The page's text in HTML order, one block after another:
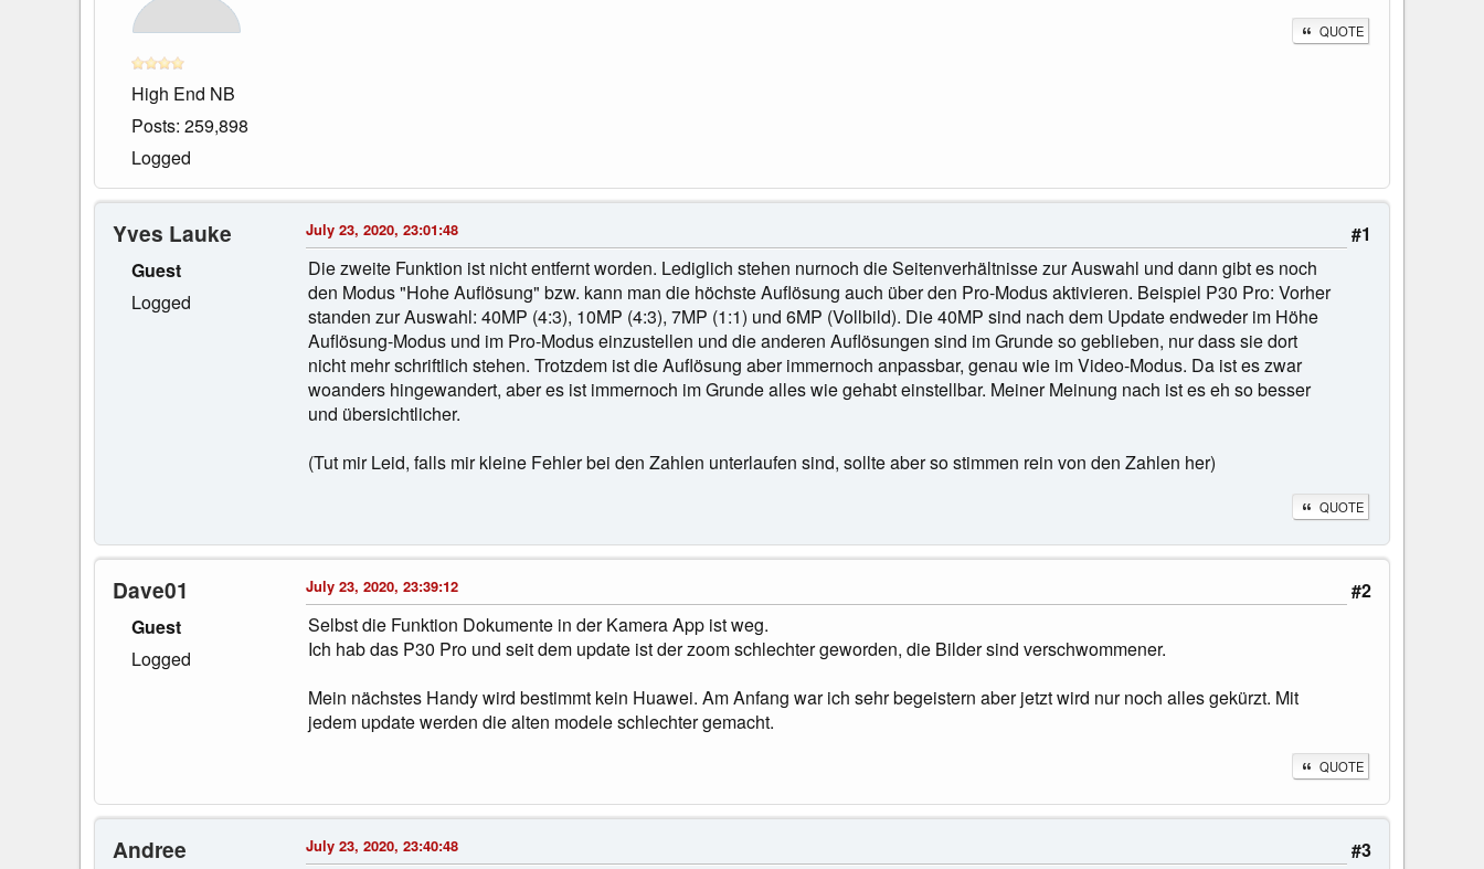
High End NB
Posts: 259,898
Logged
QUOTE
Yves Lauke
Guest
Logged
#1
July 23, 2020, 23:01:48
Die zweite Funktion ist nicht entfernt worden. Lediglich stehen nurnoch die Seitenverhältnisse zur Auswahl und dann gibt es noch
den Modus "Hohe Auflösung" bzw. kann man die höchste Auflösung auch über den Pro-Modus aktivieren. Beispiel P30 Pro: Vorher
standen zur Auswahl: 40MP (4:3), 10MP (4:3), 7MP (1:1) und 6MP (Vollbild). Die 40MP sind nach dem Update endweder im Höhe
Auflösung-Modus und im Pro-Modus einzustellen und die anderen Auflösungen sind im Grunde so geblieben, nur dass sie dort
nicht mehr schriftlich stehen. Trotzdem ist die Auflösung aber immernoch anpassbar, genau wie im Video-Modus. Da ist es zwar
woanders hingewandert, aber es ist immernoch im Grunde alles wie gehabt einstellbar. Meiner Meinung nach ist es eh so besser
und übersichtlicher.
(Tut mir Leid, falls mir kleine Fehler bei den Zahlen unterlaufen sind, sollte aber so stimmen rein von den Zahlen her)
QUOTE
Dave01
Guest
Logged
#2
July 23, 2020, 23:39:12
Selbst die Funktion Dokumente in der Kamera App ist weg.
Ich hab das P30 Pro und seit dem update ist der zoom schlechter geworden, die Bilder sind verschwommener.
Mein nächstes Handy wird bestimmt kein Huawei. Am Anfang war ich sehr begeistern aber jetzt wird nur noch alles gekürzt. Mit
jedem update werden die alten modele schlechter gemacht.
QUOTE
Andree #3
July 23, 2020, 23:40:48